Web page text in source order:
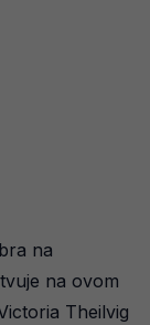
na
na ovom
Theilvig